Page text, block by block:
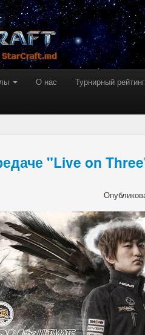
О нас Турнирный рейтинг
"Live on